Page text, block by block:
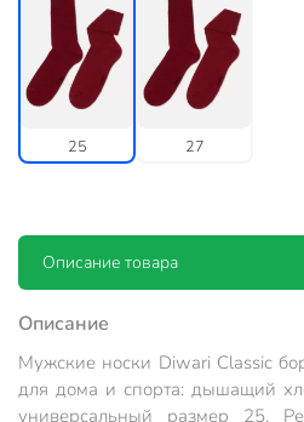
25 27
Описание товара
Описание
Мужские носки Diwari Classic
для дома и спорта: дышащий
универсальный размер 25.